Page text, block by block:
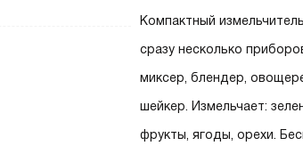
Компактный
сразу несколько
миксер, блендер,
шейкер. Измельчает:
фрукты, ягоды, орехи.